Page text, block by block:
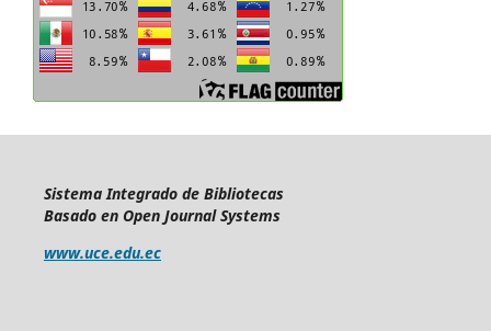
Sistema Integrado de Bibliotecas
Basado en Open Journal Systems
www.uce.edu.ec